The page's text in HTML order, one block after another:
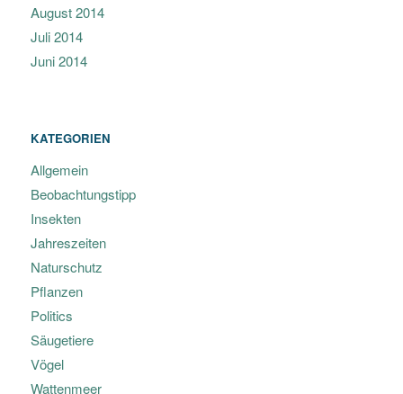
August 2014
Juli 2014
Juni 2014
KATEGORIEN
Allgemein
Beobachtungstipp
Insekten
Jahreszeiten
Naturschutz
Pflanzen
Politics
Säugetiere
Vögel
Wattenmeer